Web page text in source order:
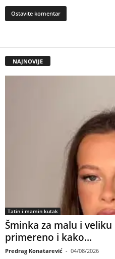
NAJNOVIJE
Tatin i mamin kutak
Šminka za malu i
primereno i kako...
Predrag Konatarević - 04/08/2026